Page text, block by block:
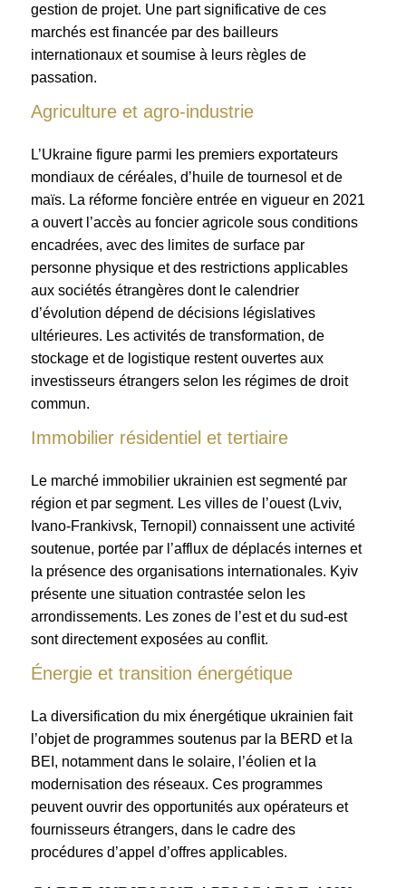
gestion de projet. Une part significative de ces
marchés est financée par des bailleurs
internationaux et soumise à leurs règles de
passation.
Agriculture et agro-industrie
L’Ukraine figure parmi les premiers exportateurs
mondiaux de céréales, d’huile de tournesol et de
maïs. La réforme foncière entrée en vigueur en 2021
a ouvert l’accès au foncier agricole sous conditions
encadrées, avec des limites de surface par
personne physique et des restrictions applicables
aux sociétés étrangères dont le calendrier
d’évolution dépend de décisions législatives
ultérieures. Les activités de transformation, de
stockage et de logistique restent ouvertes aux
investisseurs étrangers selon les régimes de droit
commun.
Immobilier résidentiel et tertiaire
Le marché immobilier ukrainien est segmenté par
région et par segment. Les villes de l’ouest (Lviv,
Ivano-Frankivsk, Ternopil) connaissent une activité
soutenue, portée par l’afflux de déplacés internes et
la présence des organisations internationales. Kyiv
présente une situation contrastée selon les
arrondissements. Les zones de l’est et du sud-est
sont directement exposées au conflit.
Énergie et transition énergétique
La diversification du mix énergétique ukrainien fait
l’objet de programmes soutenus par la BERD et la
BEI, notamment dans le solaire, l’éolien et la
modernisation des réseaux. Ces programmes
peuvent ouvrir des opportunités aux opérateurs et
fournisseurs étrangers, dans le cadre des
procédures d’appel d’offres applicables.